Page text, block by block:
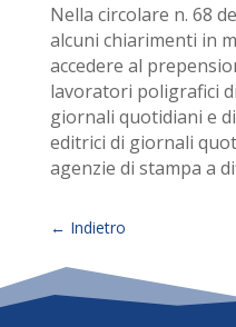
Nella circolare n. 68
alcuni chiarimenti in
accedere al
lavoratori poligrafici
giornali quotidiani e
editrici di giornali
agenzie di stampa a
← Indietro